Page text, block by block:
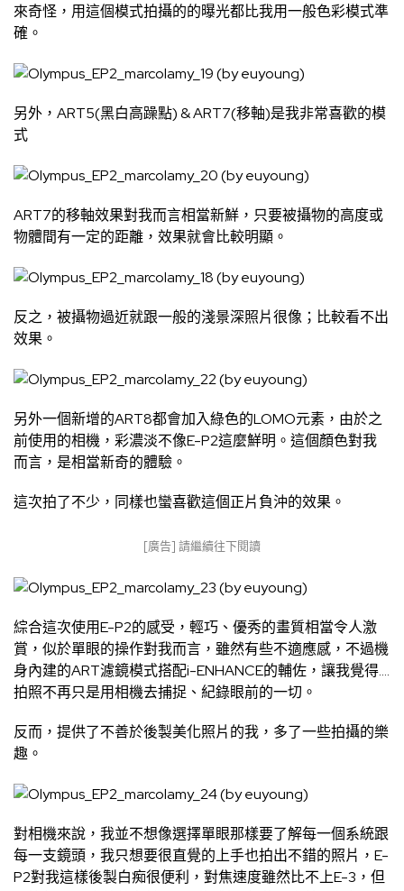
來奇怪，用這個模式拍攝的的曝光都比我用一般色彩模式準
確。
另外，ART5(黑白高躁點) & ART7(移軸)是我非常喜歡的模
式
ART7的移軸效果對我而言相當新鮮，只要被攝物的高度或
物體間有一定的距離，效果就會比較明顯。
反之，被攝物過近就跟一般的淺景深照片很像；比較看不出
效果。
另外一個新增的ART8都會加入綠色的LOMO元素，由於之
前使用的相機，彩濃淡不像E-P2這麼鮮明。這個顏色對我
而言，是相當新奇的體驗。
這次拍了不少，同樣也蠻喜歡這個正片負沖的效果。
[廣告] 請繼續往下閱讀
綜合這次使用E-P2的感受，輕巧、優秀的畫質相當令人激
賞，似於單眼的操作對我而言，雖然有些不適應感，不過機
身內建的ART濾鏡模式搭配i-ENHANCE的輔佐，讓我覺得….
拍照不再只是用相機去捕捉、紀錄眼前的一切。
反而，提供了不善於後製美化照片的我，多了一些拍攝的樂
趣。
對相機來說，我並不想像選擇單眼那樣要了解每一個系統跟
每一支鏡頭，我只想要很直覺的上手也拍出不錯的照片，E-
P2對我這樣後製白痴很便利，對焦速度雖然比不上E-3，但